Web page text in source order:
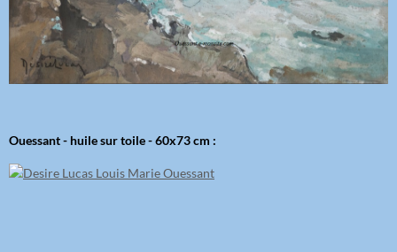
Ouessant - huile sur toile - 60x73 cm :